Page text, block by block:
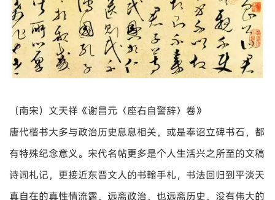
庄、禅、《易》、儒。固尚欲画高，当有以上四重之修养才
能高。了无中国文明自尊心者与此无缘，勿与论者。
——李苦禅